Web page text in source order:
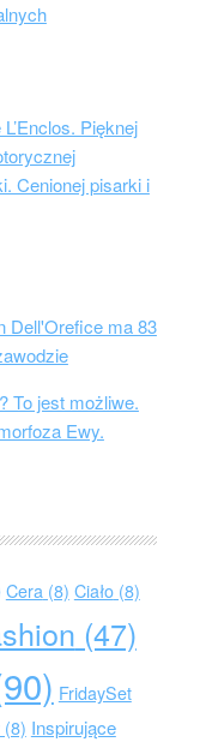
Pięknej
Cenionej pisarki i
Dell'Orefice ma 83
To jest możliwe.
Ewy.
Cera(8) Ciało(8)
(47)
FridaySet
(8) Inspirujące